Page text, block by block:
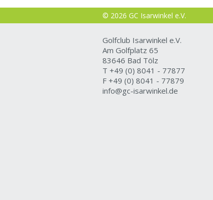
© 2026 GC Isarwinkel e.V.
Golfclub Isarwinkel e.V.
Am Golfplatz 65
83646 Bad Tölz
T +49 (0) 8041 - 77877
F +49 (0) 8041 - 77879
info@gc-isarwinkel.de